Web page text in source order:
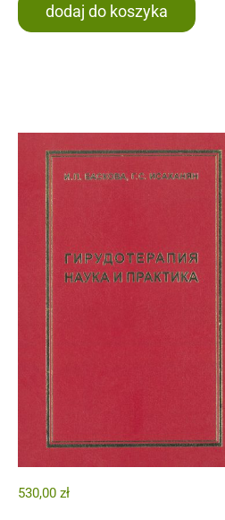
dodaj do koszyka
530,00 zł